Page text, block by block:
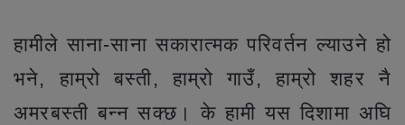
हामीले साना-साना सकारात्मक परिवर्तन ल्याउने हो
भने, हाम्रो बस्ती, हाम्रो गाउँ, हाम्रो शहर नै
अमरबस्ती बन्न सक्छ। के हामी यस दिशामा अघि